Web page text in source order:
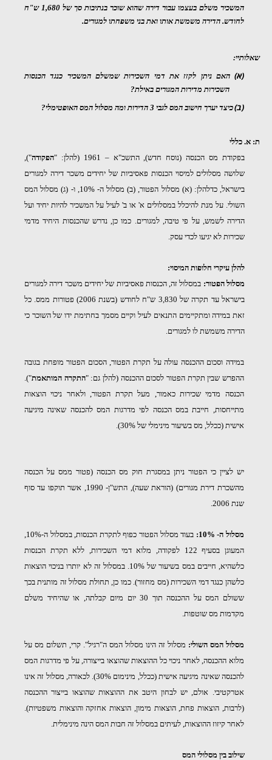
המשכיר משלם בעצמו עבור דירה שהוא שוכר בנתיבות סך של 1,680 ש"ח
לחודש. הדירה משמשת אותו ואת בני משפחתו למגורים.
שאלותיי:
(א) האם ניתן לקזז את דמי השכירות שמשלם המשכיר כנגד הכנסות
השכירות מדירות המגורים באילת?
(ב)כיצד יערך חישוב המס לגבי 3 הדירות ומה מסלול המס האופטימלי?
ת: א. כללי
בפקודת מס הכנסה (נוסח חדש), התשכ"א – 1961 (להלן: "
הפקודה"),
שלושה מסלולים למיסוי הכנסות פאסיביות של יחידים משכר דירה למגורים
בישראל, כדלהלן: (א) מסלול הפטור, (ב) מסלול ה- 10%, ו- (ג) מסלול המס
השולי. על מנת להיכלל במסלולים א' או ב' לעיל על המשכיר להיות יחיד ועל
הדירה לשמש, על פי טיבה, למגורים. כמו כן, נדרש שהכנסות היחיד מדמי
שכירות לא יגיעו לכדי עסק.
להלן עיקרי חלופות המיסוי:
מסלול הפטור: במסלול זה, הכנסות פאסיביות של יחידים משכר דירה למגורים
בישראל עד תקרה של 3,830 ש"ח לחודש (בשנת 2006) פטורות ממס. כל
זאת במידה ומתקיימים התנאים לעיל וקיים מסמך בחתימת ידו של השוכר כי
הדירה משמשת לו למגורים.
במידה וסכום ההכנסה עולה על תקרת הפטור, הסכום הפטור מופחת בגובה
ההפרש שבין תקרת הפטור לסכום ההכנסה (להלן גם: "התקרה המותאמת").
הכנסה מדמי שכירות כאמור, מעל תקרת הפטור, ולאחר ניכוי הוצאות
מתייחסות, חייבת במס הכנסה לפי מדרגות המס להכנסה שאינה מיגיעה
אישית (ככלל, מס בשיעור מינימלי של 30%).
יש לציין כי הפטור ניתן במסגרת חוק מס הכנסה (פטור ממס על הכנסה
מהשכרת דירת מגורים) (הוראת שעה), התש"ן- 1990, אשר תוקפו
עד סוף
שנת 2006.
מסלול ה- 10%:
בעוד מסלול הפטור כפוף לתקרת הכנסות, במסלול ה-10%,
המעוגן בסעיף 122 לפקודה, מלוא דמי השכירות, ללא תקרת הכנסות
כלשהיא, חייבים במס בשיעור של 10%. במסלול זה לא יותרו בניכוי הוצאות
כלשהן כנגד דמי השכירות (מס מחזור). כמו כן, תחולת מסלול זה מותנית בכך
ששולם המס על ההכנסה תוך 30 יום מיום קבלתה, או שהיחיד משלם
מקדמות מס שוטפות.
מסלול המס השולי: מסלול זה הינו מסלול המס ה"רגיל". קרי, תשלום מס על
מלוא ההכנסה, לאחר ניכוי כל ההוצאות שהוצאו בייצורה, על פי מדרגות המס
להכנסה שאינה מיגיעה אישית (ככלל, מינימום 30%). לכאורה, מסלול זה אינו
אטרקטיבי. אולם, יש לבחון היטב את ההוצאות שהוצאו בייצור ההכנסה
(לרבות, הוצאות פחת, הוצאות מימון, הוצאות אחזקה והוצאות משפטיות).
לאחר קיזוז ההוצאות, לעיתים במסלול זה חבות המס הינה מינימלית.
שילוב בין מסלולי המס